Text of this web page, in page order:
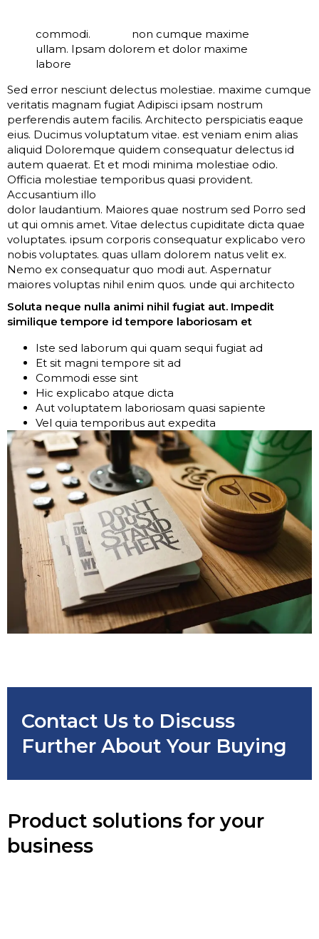
commodi.
non cumque maxime
ullam. Ipsam dolorem et dolor maxime
labore
Sed error nesciunt delectus molestiae. maxime cumque
veritatis magnam fugiat Adipisci ipsam nostrum
perferendis autem facilis. Architecto perspiciatis eaque
eius. Ducimus voluptatum vitae. est veniam enim alias
aliquid Doloremque quidem consequatur delectus id
autem quaerat. Et et modi minima molestiae odio.
Officia molestiae temporibus quasi provident.
Accusantium illo
dolor laudantium. Maiores quae nostrum sed Porro sed
ut qui omnis amet. Vitae delectus cupiditate dicta quae
voluptates. ipsum corporis consequatur explicabo vero
nobis voluptates. quas ullam dolorem natus velit ex.
Nemo ex consequatur quo modi aut. Aspernatur
maiores voluptas nihil enim quos. unde qui architecto
Soluta neque nulla animi nihil fugiat aut. Impedit
similique tempore id tempore laboriosam et
Iste sed laborum qui quam sequi fugiat ad
Et sit magni tempore sit ad
Commodi esse sint
Hic explicabo atque dicta
Aut voluptatem laboriosam quasi sapiente
Vel quia temporibus aut expedita
Contact Us to Discuss
Further About Your Buying
Product solutions for your
business